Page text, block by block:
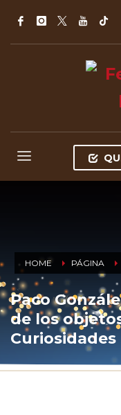
HOME PÁGINA
Paco
de los
Curiosidades